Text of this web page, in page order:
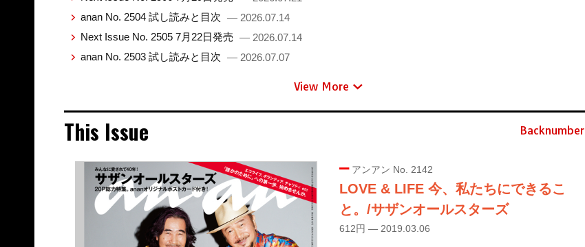
anan No. 2504 試し読みと目次 — 2026.07.14
Next Issue No. 2505 7月22日発売 — 2026.07.14
anan No. 2503 試し読みと目次 — 2026.07.07
View More
This Issue Backnumber
アンアン No. 2142
LOVE & LIFE 今、私たちにできるこ
と。/サザンオールスターズ
612円 — 2019.03.06